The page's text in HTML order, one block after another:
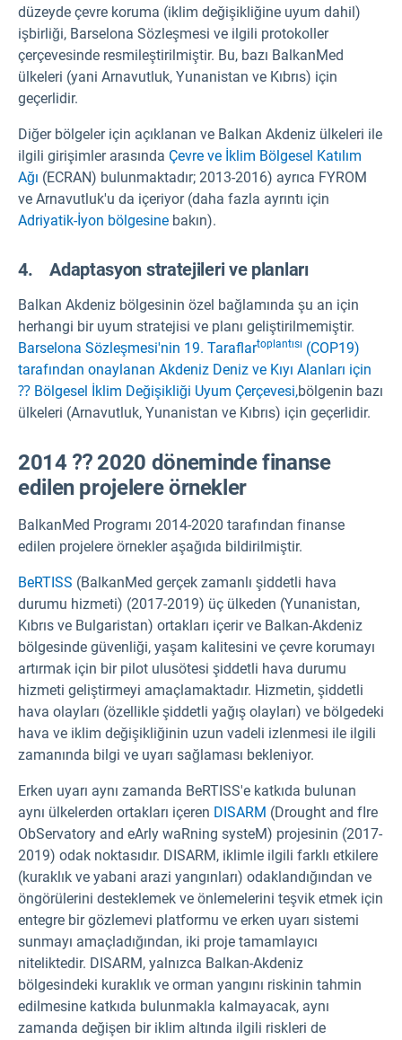
düzeyde çevre koruma (iklim değişikliğine uyum dahil)
işbirliği, Barselona Sözleşmesi ve ilgili protokoller
çerçevesinde resmileştirilmiştir. Bu, bazı BalkanMed
ülkeleri (yani Arnavutluk, Yunanistan ve Kıbrıs) için
geçerlidir.
Diğer bölgeler için açıklanan ve Balkan Akdeniz ülkeleri ile
ilgili girişimler arasında Çevre ve İklim Bölgesel Katılım
Ağı (ECRAN) bulunmaktadır; 2013-2016) ayrıca FYROM
ve Arnavutluk'u da içeriyor (daha fazla ayrıntı için
Adriyatik-İyon bölgesine bakın).
4. Adaptasyon stratejileri ve planları
Balkan Akdeniz bölgesinin özel bağlamında şu an için
herhangi bir uyum stratejisi ve planı geliştirilmemiştir.
Barselona Sözleşmesi'nin 19. Taraflartoplantısı (COP19)
tarafından onaylanan Akdeniz Deniz ve Kıyı Alanları için
⁇ Bölgesel İklim Değişikliği Uyum Çerçevesi,bölgenin bazı
ülkeleri (Arnavutluk, Yunanistan ve Kıbrıs) için geçerlidir.
2014 ⁇ 2020 döneminde finanse
edilen projelere örnekler
BalkanMed Programı 2014-2020 tarafından finanse
edilen projelere örnekler aşağıda bildirilmiştir.
BeRTISS (BalkanMed gerçek zamanlı şiddetli hava
durumu hizmeti) (2017-2019) üç ülkeden (Yunanistan,
Kıbrıs ve Bulgaristan) ortakları içerir ve Balkan-Akdeniz
bölgesinde güvenliği, yaşam kalitesini ve çevre korumayı
artırmak için bir pilot ulusötesi şiddetli hava durumu
hizmeti geliştirmeyi amaçlamaktadır. Hizmetin, şiddetli
hava olayları (özellikle şiddetli yağış olayları) ve bölgedeki
hava ve iklim değişikliğinin uzun vadeli izlenmesi ile ilgili
zamanında bilgi ve uyarı sağlaması bekleniyor.
Erken uyarı aynı zamanda BeRTISS'e katkıda bulunan
aynı ülkelerden ortakları içeren DISARM (Drought and fIre
ObServatory and eArly waRning systeM) projesinin (2017-
2019) odak noktasıdır. DISARM, iklimle ilgili farklı etkilere
(kuraklık ve yabani arazi yangınları) odaklandığından ve
öngörülerini desteklemek ve önlemelerini teşvik etmek için
entegre bir gözlemevi platformu ve erken uyarı sistemi
sunmayı amaçladığından, iki proje tamamlayıcı
niteliktedir. DISARM, yalnızca Balkan-Akdeniz
bölgesindeki kuraklık ve orman yangını riskinin tahmin
edilmesine katkıda bulunmakla kalmayacak, aynı
zamanda değişen bir iklim altında ilgili riskleri de